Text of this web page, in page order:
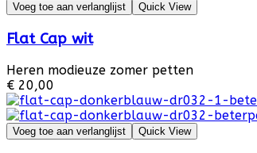
Voeg toe aan verlanglijst Quick View
Flat Cap wit
Heren modieuze zomer petten
€ 20,00
Voeg toe aan verlanglijst Quick View